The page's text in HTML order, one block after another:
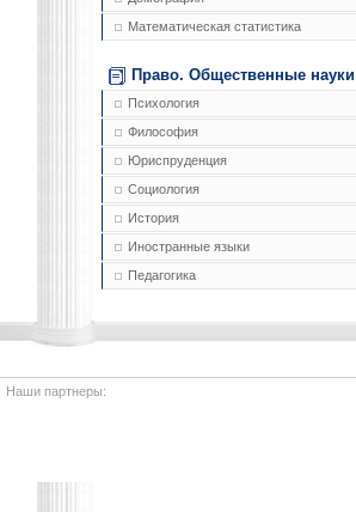
Математическая статистика
Право. Общественные науки
Психология
Философия
Юриспруденция
Социология
История
Иностранные языки
Педагогика
Наши партнеры: